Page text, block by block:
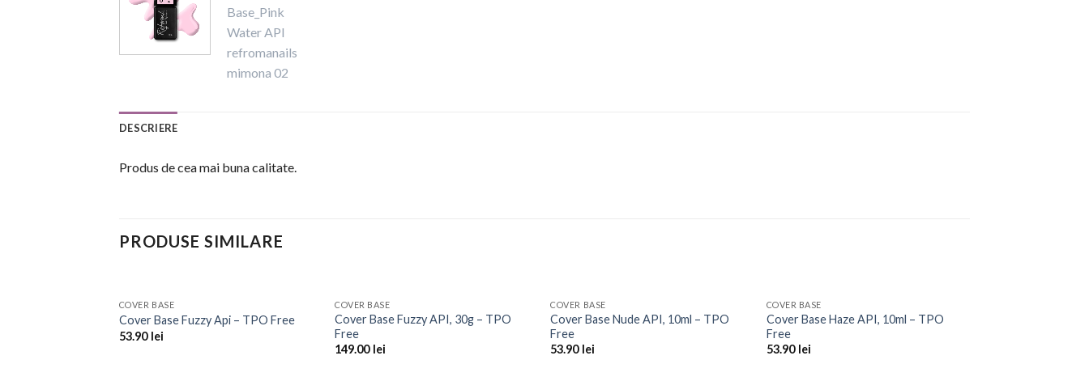
DESCRIERE
Produs de cea mai buna calitate.
PRODUSE SIMILARE
Add to
Wishlist
COVER BASE
Cover Base Fuzzy Api – TPO Free
53.90 lei
Add to
Wishlist
COVER BASE
Cover Base Fuzzy API, 30g – TPO
Free
149.00 lei
Add to
Wishlist
COVER BASE
Cover Base Nude API, 10ml – TPO
Free
53.90 lei
Add to
Wishlist
COVER BASE
Cover Base Haze API, 10ml – TPO
Free
53.90 lei